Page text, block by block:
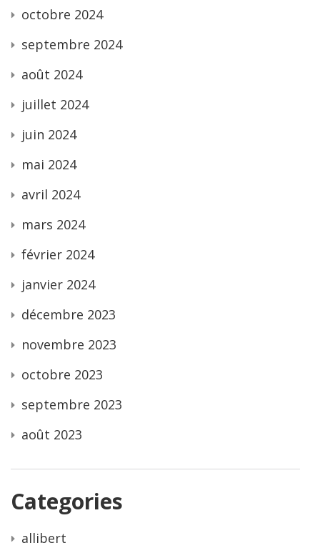
octobre 2024
septembre 2024
août 2024
juillet 2024
juin 2024
mai 2024
avril 2024
mars 2024
février 2024
janvier 2024
décembre 2023
novembre 2023
octobre 2023
septembre 2023
août 2023
Categories
allibert